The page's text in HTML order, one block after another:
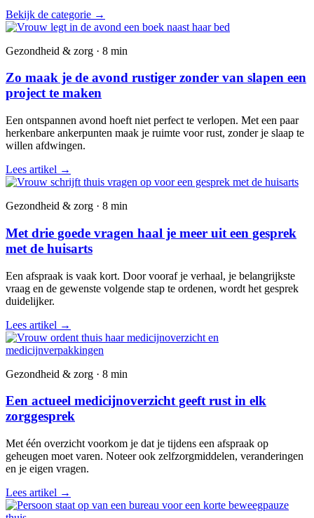
Bekijk de categorie →
Gezondheid & zorg · 8 min
Zo maak je de avond rustiger zonder van slapen een
project te maken
Een ontspannen avond hoeft niet perfect te verlopen. Met een paar
herkenbare ankerpunten maak je ruimte voor rust, zonder je slaap te
willen afdwingen.
Lees artikel →
Gezondheid & zorg · 8 min
Met drie goede vragen haal je meer uit een gesprek
met de huisarts
Een afspraak is vaak kort. Door vooraf je verhaal, je belangrijkste
vraag en de gewenste volgende stap te ordenen, wordt het gesprek
duidelijker.
Lees artikel →
Gezondheid & zorg · 8 min
Een actueel medicijnoverzicht geeft rust in elk
zorggesprek
Met één overzicht voorkom je dat je tijdens een afspraak op
geheugen moet varen. Noteer ook zelfzorgmiddelen, veranderingen
en je eigen vragen.
Lees artikel →